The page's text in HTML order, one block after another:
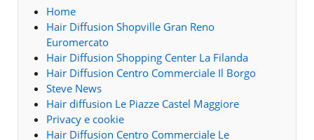
Home
Hair Diffusion Shopville Gran Reno
Euromercato
Hair Diffusion Shopping Center La Filanda
Hair Diffusion Centro Commerciale Il Borgo
Steve News
Hair diffusion Le Piazze Castel Maggiore
Privacy e cookie
Hair Diffusion Centro Commerciale Le